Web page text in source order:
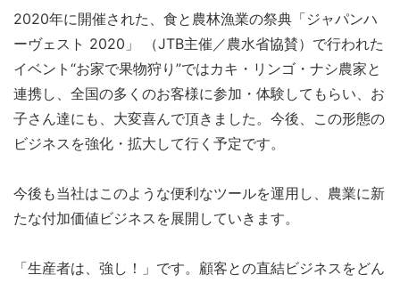
2020年に開催された、食と農林漁業の祭典「ジャパンハ
ーヴェスト 2020」 （JTB主催／農水省協賛）で行われた
イベント“お家で果物狩り”ではカキ・リンゴ・ナシ農家と
連携し、全国の多くのお客様に参加・体験してもらい、お
子さん達にも、大変喜んで頂きました。今後、この形態の
ビジネスを強化・拡大して行く予定です。
今後も当社はこのような便利なツールを運用し、農業に新
たな付加価値ビジネスを展開していきます。
「生産者は、強し！」です。顧客との直結ビジネスをどん